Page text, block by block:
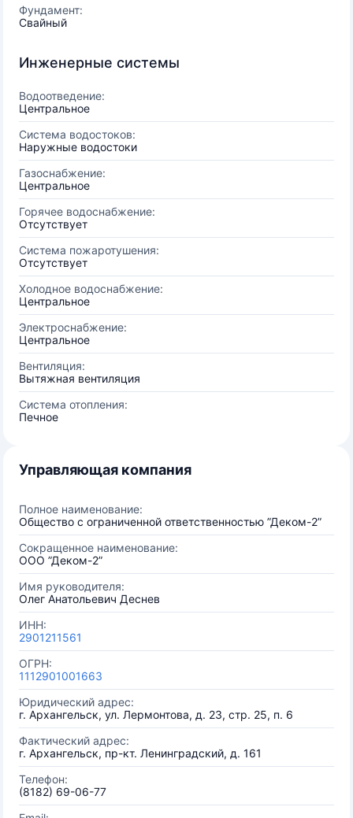
Фундамент:
Свайный
Инженерные системы
Водоотведение:
Центральное
Система водостоков:
Наружные водостоки
Газоснабжение:
Центральное
Горячее водоснабжение:
Отсутствует
Система пожаротушения:
Отсутствует
Холодное водоснабжение:
Центральное
Электроснабжение:
Центральное
Вентиляция:
Вытяжная вентиляция
Система отопления:
Печное
Управляющая компания
Полное наименование:
Общество с ограниченной ответственностью ”Деком-2”
Сокращенное наименование:
ООО ”Деком-2”
Имя руководителя:
Олег Анатольевич Деснев
ИНН:
2901211561
ОГРН:
1112901001663
Юридический адрес:
г. Архангельск, ул. Лермонтова, д. 23, стр. 25, п. 6
Фактический адрес:
г. Архангельск, пр-кт. Ленинградский, д. 161
Телефон:
(8182) 69-06-77